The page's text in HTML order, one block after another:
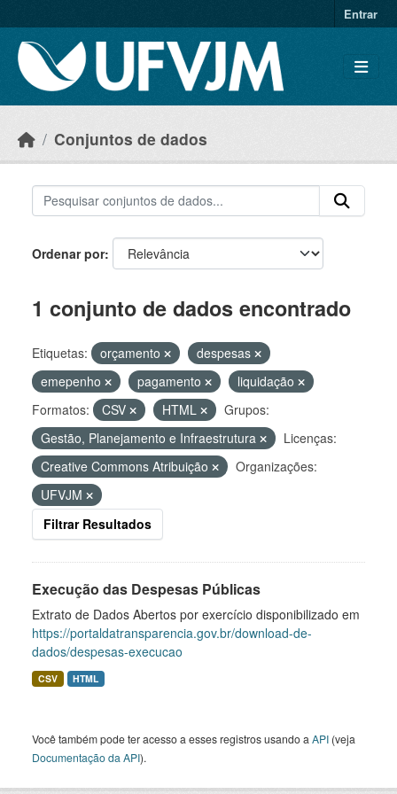
Entrar
Conjuntos de dados
Ordenar por
1 conjunto de dados encontrado
Etiquetas: orçamento
despesas
emepenho
pagamento
liquidação
Formatos:
CSV HTML
Grupos:
Gestão, Planejamento e Infraestrutura
Licenças:
Creative Commons Atribuição
Organizações:
UFVJM
Filtrar Resultados
Execução das Despesas Públicas
Extrato de Dados Abertos por exercício disponibilizado em
https://portaldatransparencia.gov.br/download-de-
dados/despesas-execucao
CSV HTML
Você também pode ter acesso a esses registros usando a API (veja
Documentação da API).